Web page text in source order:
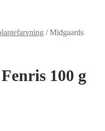
/Midgaards
100 g